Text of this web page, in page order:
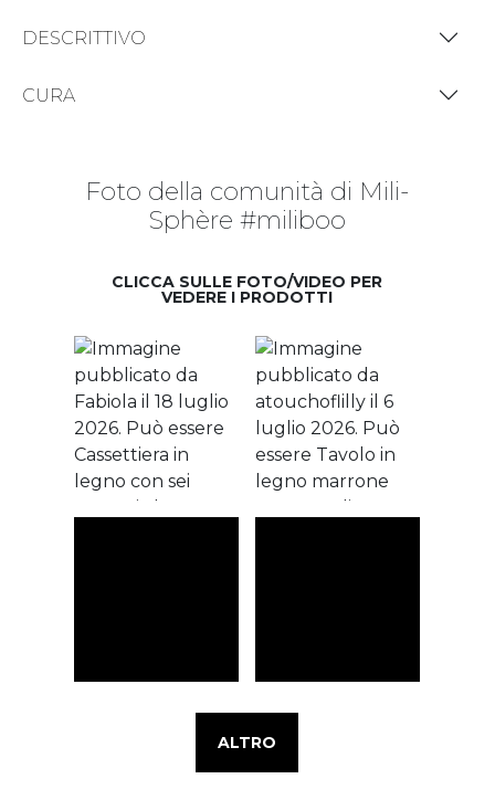
DESCRITTIVO
CURA
Foto della comunità di Mili-
Sphère #miliboo
CLICCA SULLE FOTO/VIDEO PER
VEDERE I PRODOTTI
ALTRO